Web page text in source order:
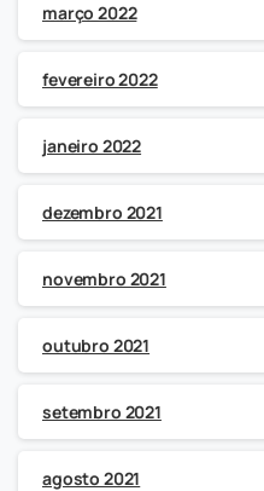
março 2022
fevereiro 2022
janeiro 2022
dezembro 2021
novembro 2021
outubro 2021
setembro 2021
agosto 2021